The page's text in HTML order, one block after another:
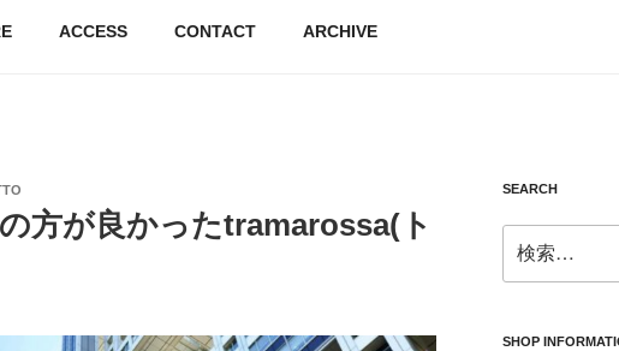
ACCESS CONTACT ARCHIVE
方が良かったtramarossa(ト
SEARCH
索:
SHOP